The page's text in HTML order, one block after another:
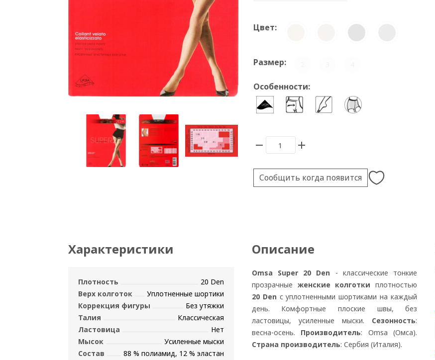
Цвет:
Размер:
Особенности:
Сообщить когда появится
Характеристики
Плотность
20 Den
Верх колготок
Уплотненные шортики
Коррекция фигуры
Без утяжки
Талия
Классическая
Ластовица
Нет
Мысок
Усиленные мыски
Состав
88 % полиамид, 12 % эластан
Описание
Omsa Super 20 Den - классические тонкие
прозрачные женские колготки плотностью
20 Den с уплотненными шортиками на каждый
день. Комфортные плоские швы, без
ластовицы, усиленные мыски. Сезонность:
весна-осень. Производитель: Omsa (Омса).
Страна производитель: Сербия (Италия).